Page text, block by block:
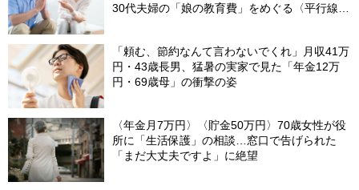
30代夫婦の「娘の教育費」をめぐる〈平行線の
「頼む、節約なんて言わないでくれ」月収41万
円・43歳長男、猛暑の実家で見た「年金12万
円・69歳母」の衝撃の姿
〈年金月7万円〉〈貯金50万円〉70歳女性が役
所に「生活保護」の相談…窓口で告げられた
「まだ大丈夫ですよ」に絶望